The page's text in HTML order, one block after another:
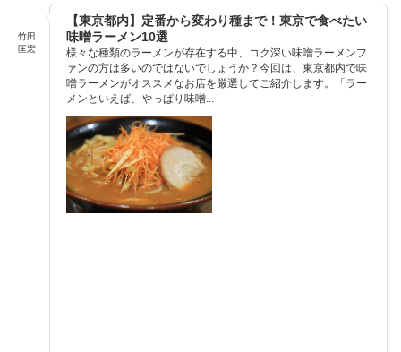
竹田
匡宏
【東京都内】定番から変わり種まで！東京で食べたい
味噌ラーメン10選
様々な種類のラーメンが存在する中、コク深い味噌ラーメンフ
ァンの方は多いのではないでしょうか？今回は、東京都内で味
噌ラーメンがオススメなお店を厳選してご紹介します。「ラー
メンといえば、やっぱり味噌...